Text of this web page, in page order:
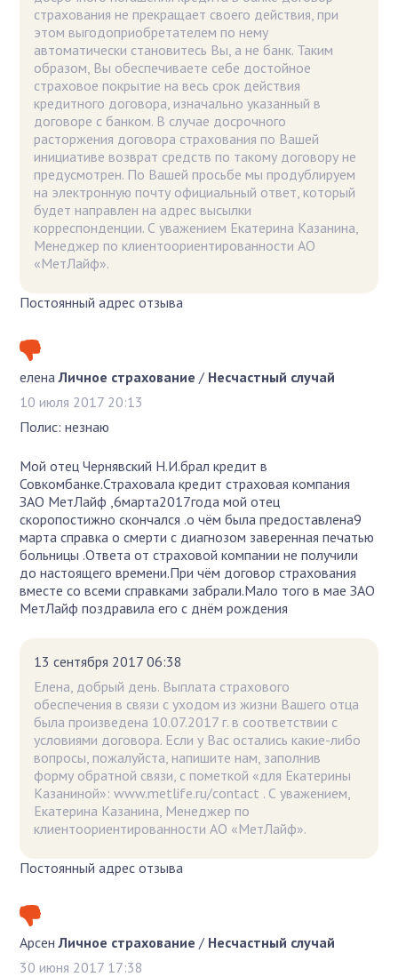
страхования не прекращает своего действия, при
этом выгодоприобретателем по нему
автоматически становитесь Вы, а не банк. Таким
образом, Вы обеспечиваете себе достойное
страховое покрытие на весь срок действия
кредитного договора, изначально указанный в
договоре с банком. В случае досрочного
расторжения договора страхования по Вашей
инициативе возврат средств по такому договору не
предусмотрен. По Вашей просьбе мы продублируем
на электронную почту официальный ответ, который
будет направлен на адрес высылки
корреспонденции. С уважением Екатерина Казанина,
Менеджер по клиентоориентированности АО
«МетЛайф».
Постоянный адрес отзыва
елена Личное страхование / Несчастный случай
10 июля 2017 20:13
Полис: незнаю
Мой отец Чернявский Н.И.брал кредит в
Совкомбанке.Страховала кредит страховая компания
ЗАО МетЛайф ,6марта2017года мой отец
скоропостижно скончался .о чём была предоставлена9
марта справка о смерти с диагнозом заверенная печатью
больницы .Ответа от страховой компании не получили
до настоящего времени.При чём договор страхования
вместе со всеми справками забрали.Мало того в мае ЗАО
МетЛайф поздравила его с днём рождения
13 сентября 2017 06:38
Елена, добрый день. Выплата страхового
обеспечения в связи с уходом из жизни Вашего отца
была произведена 10.07.2017 г. в соответствии с
условиями договора. Если у Вас остались какие-либо
вопросы, пожалуйста, напишите нам, заполнив
форму обратной связи, с пометкой «для Екатерины
Казаниной»: www.metlife.ru/contact . С уважением,
Екатерина Казанина, Менеджер по
клиентоориентированности АО «МетЛайф».
Постоянный адрес отзыва
Арсен Личное страхование / Несчастный случай
30 июня 2017 17:38